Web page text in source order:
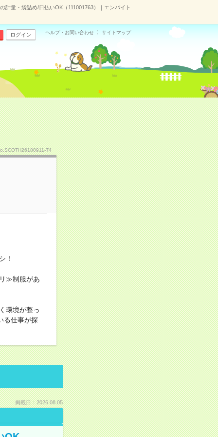
計量・袋詰め/日払いOK（111001763）｜エンバイト
ログイン ヘルプ・お問い合わせ サイトマップ
T4
！
≫制服があ
環境が整っ
る仕事が探
掲載日：2026.08.05